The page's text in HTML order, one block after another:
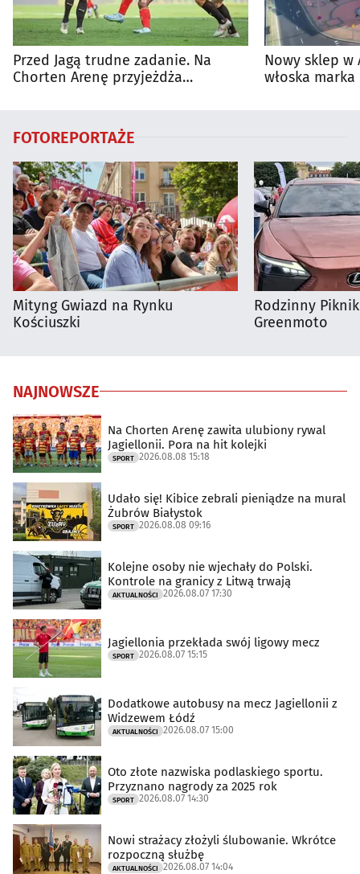
Przed Jagą trudne zadanie. Na
Chorten Arenę przyjeżdża
Nowy sklep w
włoska
FOTOREPORTAŻE
Mityng Gwiazd na Rynku
Kościuszki
Rodzinny
Greenmoto
NAJNOWSZE
Na Chorten Arenę zawita ulubiony rywal
Jagiellonii. Pora na hit kolejki
SPORT 2026.08.08 15:18
Udało się! Kibice zebrali pieniądze na mural
Żubrów Białystok
SPORT 2026.08.08 09:16
Kolejne osoby nie wjechały do Polski.
Kontrole na granicy z Litwą trwają
AKTUALNOŚCI 2026.08.07 17:30
Jagiellonia przekłada swój ligowy mecz
SPORT 2026.08.07 15:15
Dodatkowe autobusy na mecz Jagiellonii z
Widzewem Łódź
AKTUALNOŚCI 2026.08.07 15:00
Oto złote nazwiska podlaskiego sportu.
Przyznano nagrody za 2025 rok
SPORT 2026.08.07 14:30
Nowi strażacy złożyli ślubowanie. Wkrótce
rozpoczną służbę
AKTUALNOŚCI 2026.08.07 14:04